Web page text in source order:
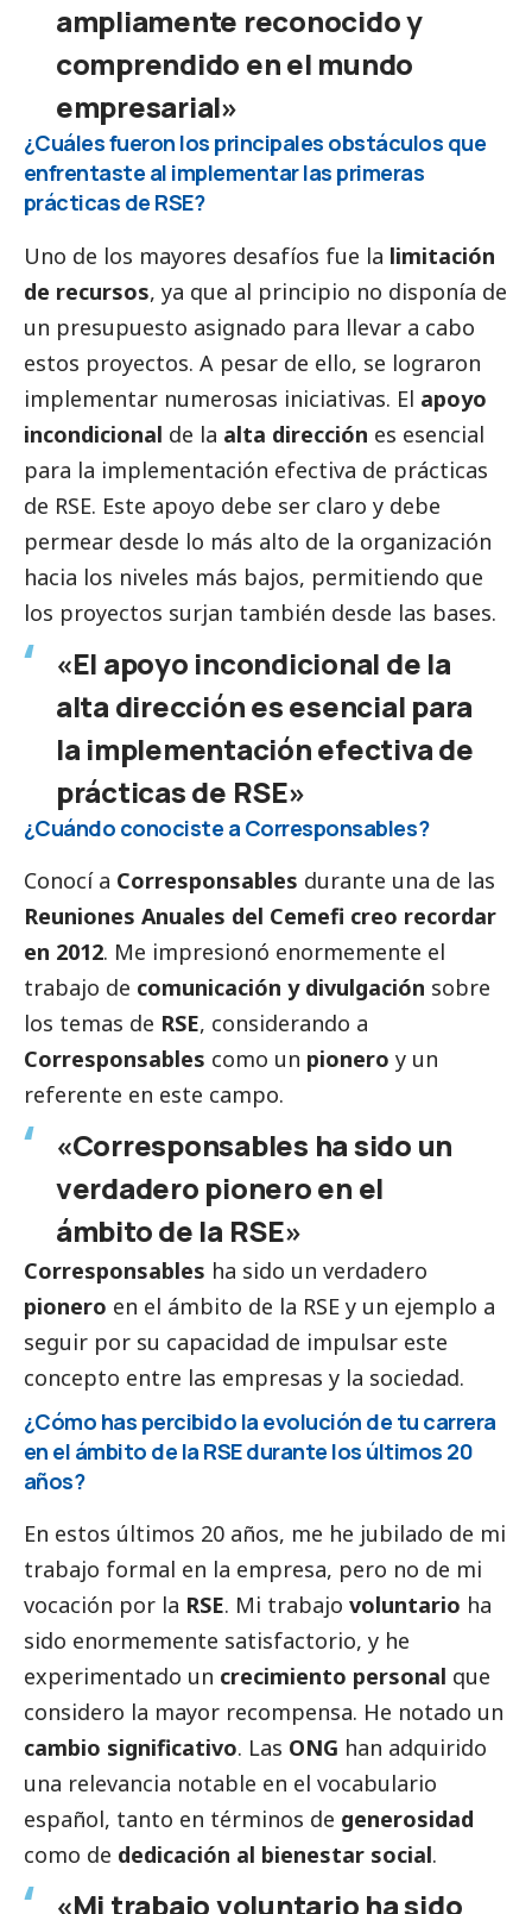
ampliamente reconocido y
comprendido en el mundo
empresarial»
¿Cuáles fueron los principales obstáculos que
enfrentaste al implementar las primeras
prácticas de RSE?
Uno de los mayores desafíos fue la limitación
de recursos, ya que al principio no disponía de
un presupuesto asignado para llevar a cabo
estos proyectos. A pesar de ello, se lograron
implementar numerosas iniciativas. El apoyo
incondicional de la alta dirección es esencial
para la implementación efectiva de prácticas
de RSE. Este apoyo debe ser claro y debe
permear desde lo más alto de la organización
hacia los niveles más bajos, permitiendo que
los proyectos surjan también desde las bases.
«El apoyo incondicional de la
alta dirección es esencial para
la implementación efectiva de
prácticas de RSE»
¿Cuándo conociste a Corresponsables?
Conocí a Corresponsables durante una de las
Reuniones Anuales del Cemefi creo recordar
en 2012. Me impresionó enormemente el
trabajo de comunicación y divulgación sobre
los temas de RSE, considerando a
Corresponsables como un pionero y un
referente en este campo.
«Corresponsables ha sido un
verdadero pionero en el
ámbito de la RSE»
Corresponsables ha sido un verdadero
pionero en el ámbito de la RSE y un ejemplo a
seguir por su capacidad de impulsar este
concepto entre las empresas y la sociedad.
¿Cómo has percibido la evolución de tu carrera
en el ámbito de la RSE durante los últimos 20
años?
En estos últimos 20 años, me he jubilado de mi
trabajo formal en la empresa, pero no de mi
vocación por la RSE. Mi trabajo voluntario ha
sido enormemente satisfactorio, y he
experimentado un crecimiento personal que
considero la mayor recompensa. He notado un
cambio significativo. Las ONG han adquirido
una relevancia notable en el vocabulario
español, tanto en términos de generosidad
como de dedicación al bienestar social.
«Mi trabajo voluntario ha sido